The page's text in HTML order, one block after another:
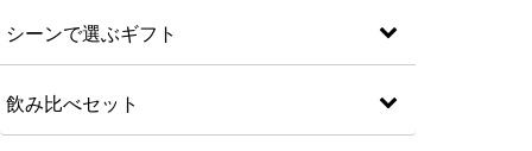
シーンで選ぶギフト
飲み比べセット